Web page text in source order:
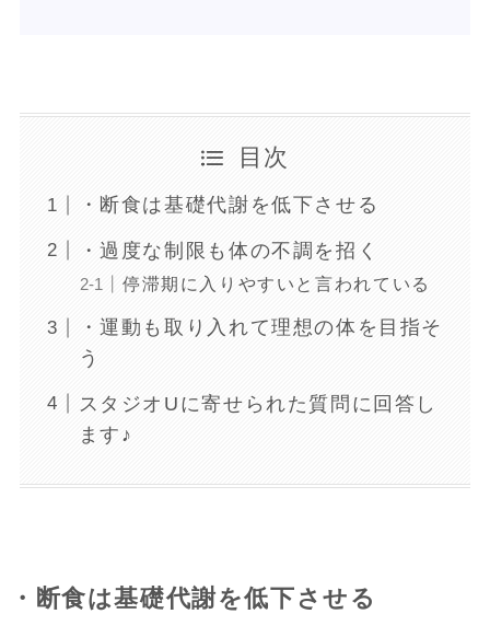
目次
・断食は基礎代謝を低下させる
・過度な制限も体の不調を招く
停滞期に入りやすいと言われている
・運動も取り入れて理想の体を目指そ
う
スタジオUに寄せられた質問に回答し
ます♪
・断食は基礎代謝を低下させる